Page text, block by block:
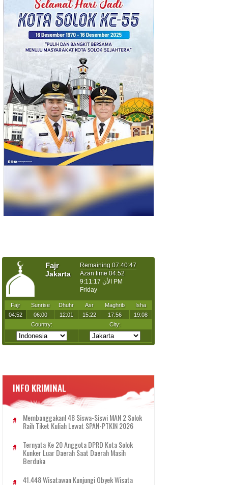
INFO KRIMINAL
Membanggakan! 48 Siswa-Siswi MAN 2 Solok
Raih Tiket Kuliah Lewat SPAN-PTKIN 2026
Ternyata Ke 20 Anggota DPRD Kota Solok
Kunker Luar Daerah Saat Daerah Masih
Berduka
41.448 Wisatawan Kunjungi Obyek Wisata